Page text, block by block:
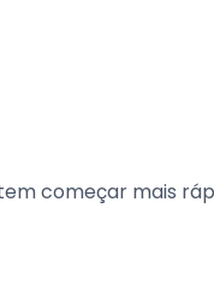
começar mais